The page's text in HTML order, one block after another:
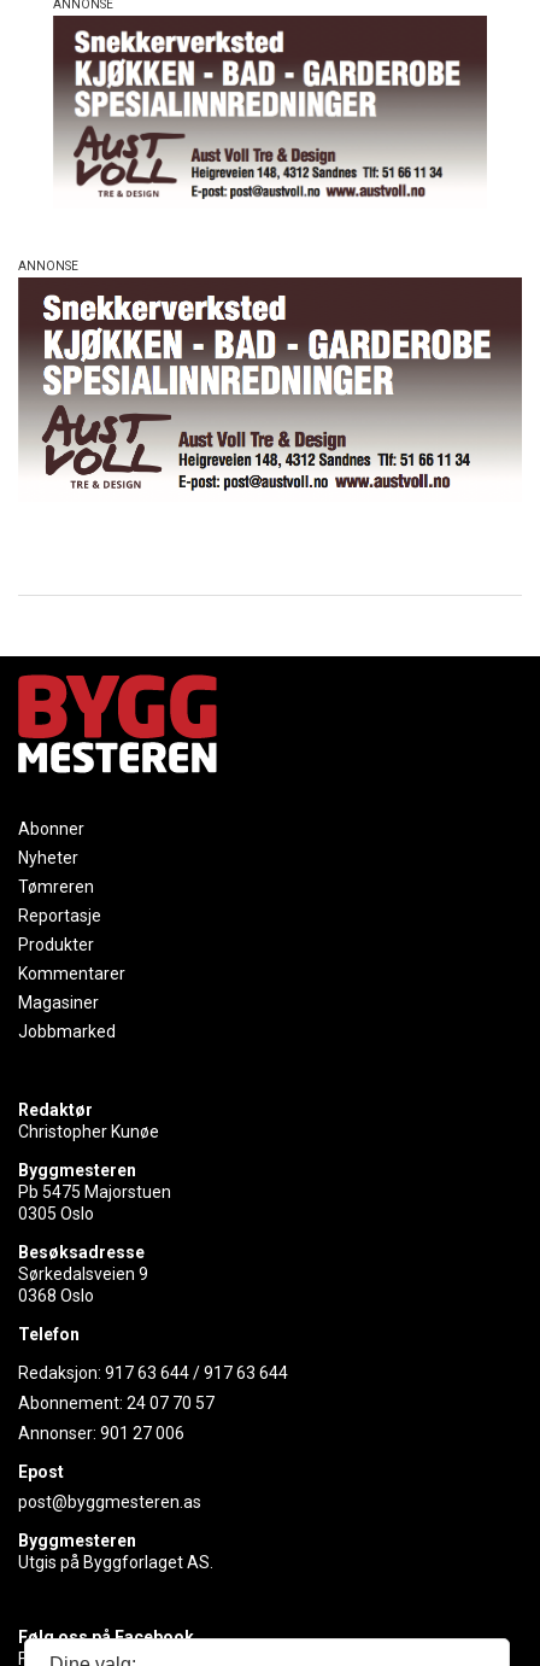
Abonner
Nyheter
Tømreren
Reportasje
Produkter
Kommentarer
Magasiner
Jobbmarked
Redaktør
Christopher Kunøe
Byggmesteren
Pb 5475 Majorstuen
0305 Oslo
Besøksadresse
Sørkedalsveien 9
0368 Oslo
Telefon
Redaksjon: 917 63 644/917 63 644
Abonnement: 24 07 70 57
Annonser: 901 27 006
Epost
post@byggmesteren.as
Byggmesteren
Utgis på Byggforlaget AS.
Følg oss på Facebook
Få med deg det siste innen byggebransjen